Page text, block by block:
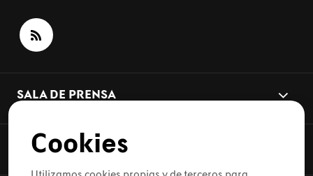
SALA DE PRENSA
TEMAS DE ACTUALIDAD
Cookies